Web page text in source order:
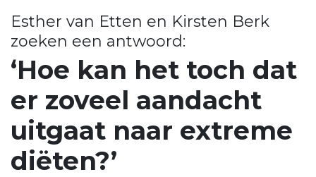
Esther van Etten en Kirsten Berk
zoeken een antwoord:
‘Hoe kan het toch dat
er zoveel aandacht
uitgaat naar extreme
diëten?’